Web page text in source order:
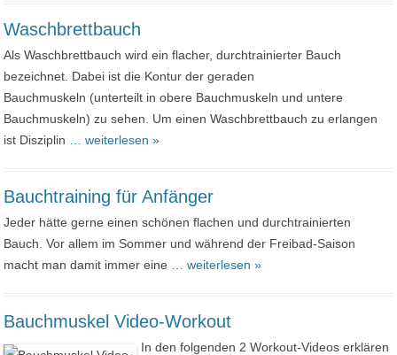
Waschbrettbauch
Als Waschbrettbauch wird ein flacher, durchtrainierter Bauch
bezeichnet. Dabei ist die Kontur der geraden
Bauchmuskeln (unterteilt in obere Bauchmuskeln und untere
Bauchmuskeln) zu sehen. Um einen Waschbrettbauch zu erlangen
ist Disziplin
… weiterlesen »
Bauchtraining für Anfänger
Jeder hätte gerne einen schönen flachen und durchtrainierten
Bauch. Vor allem im Sommer und während der Freibad-Saison
macht man damit immer eine
… weiterlesen »
Bauchmuskel Video-Workout
In den folgenden 2 Workout-Videos erklären